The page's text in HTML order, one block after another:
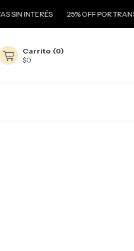
25% OFF POR TRANSFERENCIA
Carrito (0)
$0